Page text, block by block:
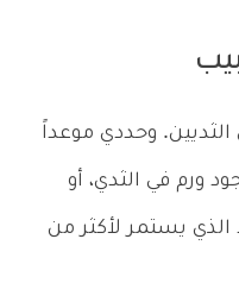
وحددي موعداً
ورم في الثدي، أو
الذي يستمر لأكثر من